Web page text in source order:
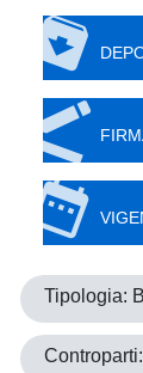
archive
border_color
date_range
Tipologia: